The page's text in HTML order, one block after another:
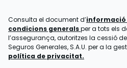
Consulta el document d’informació
condicions generalsper a tots els
l’assegurança, autoritzes la cessió
Seguros Generales, S.A.U. per a la
política de privacitat.